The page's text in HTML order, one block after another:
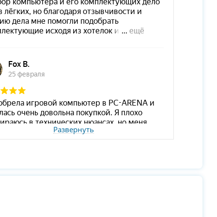
Развернуть